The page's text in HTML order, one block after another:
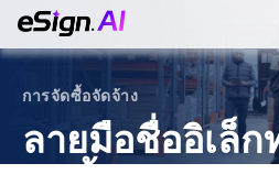
การจัดซื้อจัดจ้าง
ลายมือชื่ออิเล็